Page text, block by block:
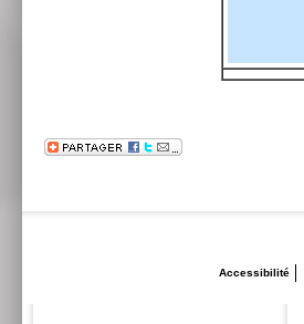
Accessibilité